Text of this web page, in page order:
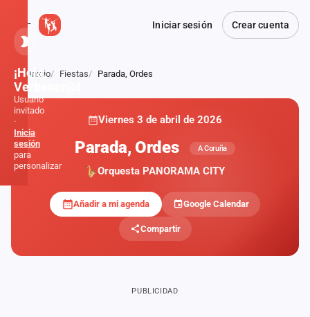
Iniciar sesión Crear cuenta
Atrás
Inicio Fiestas Parada, Ordes
Viernes 3 de abril de 2026
Parada, Ordes A Coruña
Orquesta PANORAMA CITY
Añadir a mi agenda Google Calendar
Compartir
PUBLICIDAD
¡Hola,
Verbener@!
Usuario
invitado
·
Inicia
sesión
para
personalizar